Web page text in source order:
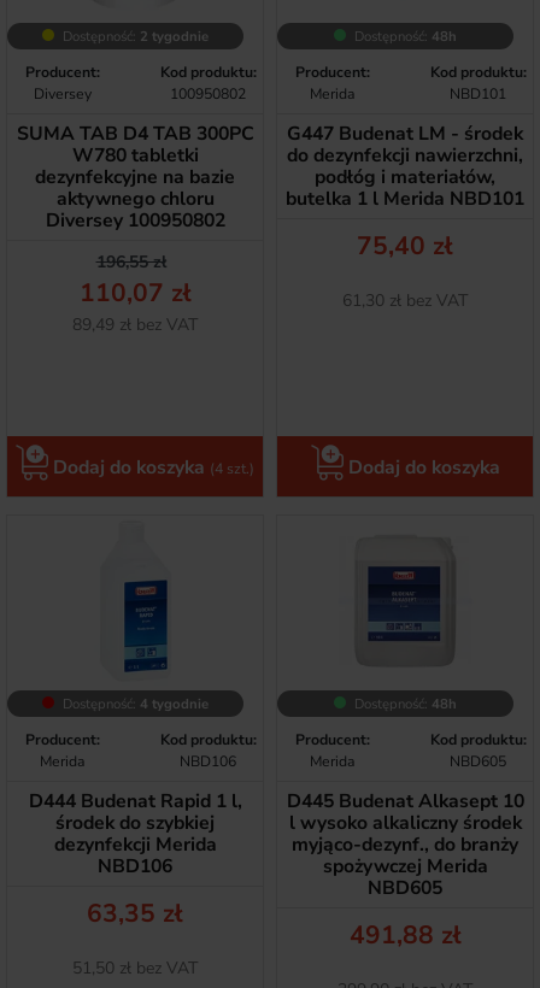
Dostępność: 2 tygodnie
Producent:
Diversey
Kod produktu:
100950802
SUMA TAB D4 TAB 300PC
W780 tabletki
dezynfekcyjne na bazie
aktywnego chloru
Diversey 100950802
Cena podstawowa
196,55 zł
Cena
110,07 zł
Netto
89,49 zł bez VAT
Dodaj do koszyka (4 szt.)
Dostępność: 48h
Producent:
Merida
Kod produktu:
NBD101
G447 Budenat LM - środek
do dezynfekcji nawierzchni,
podłóg i materiałów,
butelka 1 l Merida NBD101
Cena
75,40 zł
Netto
61,30 zł bez VAT
Dodaj do koszyka
Dostępność: 4 tygodnie
Producent:
Merida
Kod produktu:
NBD106
D444 Budenat Rapid 1 l,
środek do szybkiej
dezynfekcji Merida
NBD106
Cena
63,35 zł
Netto
51,50 zł bez VAT
Dostępność: 48h
Producent:
Merida
Kod produktu:
NBD605
D445 Budenat Alkasept 10
l wysoko alkaliczny środek
myjąco-dezynf., do branży
spożywczej Merida
NBD605
Cena
491,88 zł